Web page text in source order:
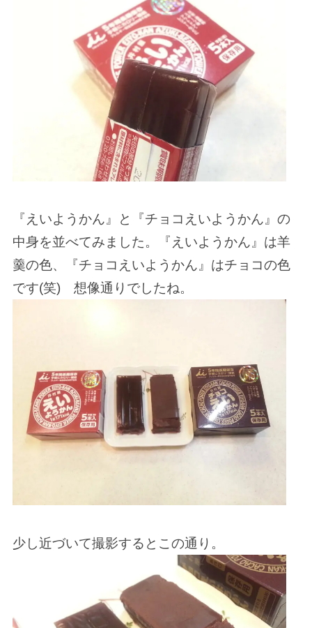
『えいようかん』と『チョコえいようかん』の
中身を並べてみました。『えいようかん』は羊
羹の色、『チョコえいようかん』はチョコの色
です(笑) 想像通りでしたね。
少し近づいて撮影するとこの通り。